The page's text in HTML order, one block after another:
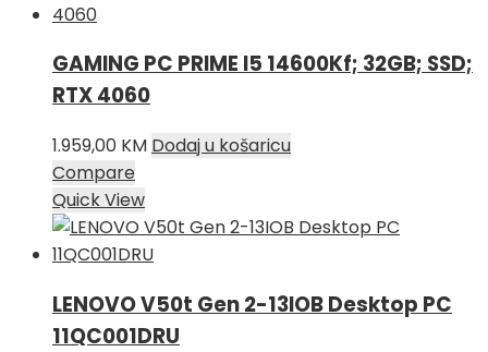
GAMING PC PRIME I5 14600Kf; 32GB; SSD;
RTX 4060
1.959,00 KM Dodaj u košaricu
Compare
Quick View
LENOVO V50t Gen 2-13IOB Desktop PC
11QC001DRU